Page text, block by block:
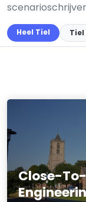
Heel Tiel Tiel
Close-